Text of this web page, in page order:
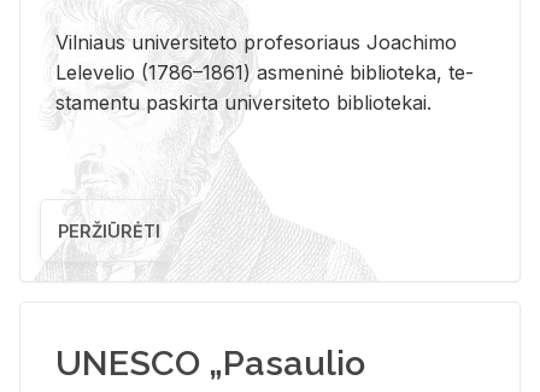
Vil­niaus uni­ver­si­te­to pro­fe­so­riaus Jo­a­chi­mo
Le­le­ve­lio (1786–1861) as­me­ni­nė bi­b­lio­te­ka, te­
sta­men­tu pa­skir­ta uni­ver­si­te­to bi­b­lio­te­kai.
PERŽIŪRĖTI
UNESCO „Pasaulio